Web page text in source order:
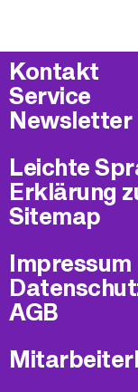
Kontakt
Service
Newsletter
Leichte
Erklärung
Sitemap
Impressum
AGB